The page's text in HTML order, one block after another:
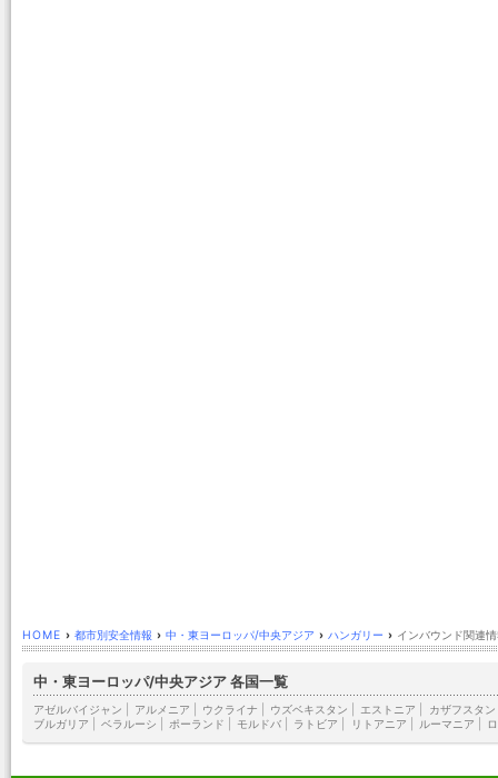
HOME › 都市別安全情報 › 中・東ヨーロッパ/中央アジア › ハンガリー › インバウンド関連
中・東ヨーロッパ/中央アジア 各国一覧
アゼルバイジャン アルメニア ウクライナ ウズベキスタン エストニア カザフスタン
ブルガリア
ベラルーシ ポーランド モルドバ ラトビア リトアニア ルーマニア